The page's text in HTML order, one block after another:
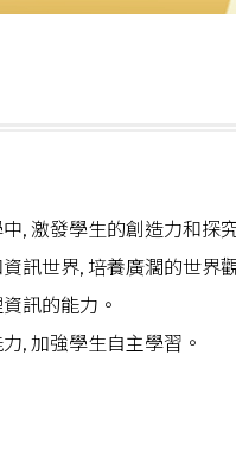
, 激發學生的創造力和探
訊世界, 培養廣濶的世界
訊的能力。
, 加強學生自主學習。